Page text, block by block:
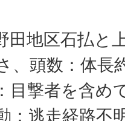
田地区石払と
、頭数：体長
目撃者を含め
：逃走経路不